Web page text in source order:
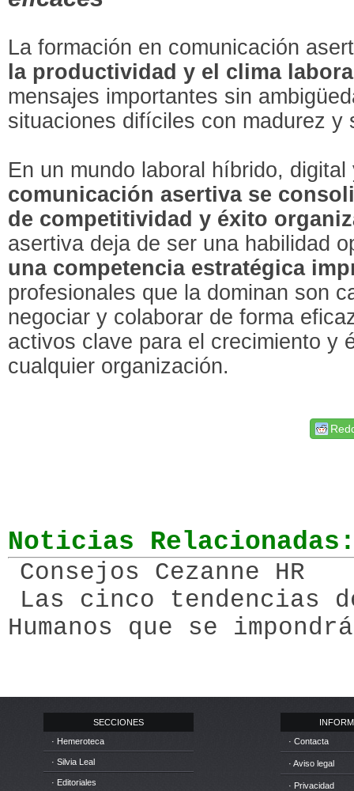
La formación en comunicación
la productividad y el clima
mensajes importantes sin
situaciones difíciles con madurez y
En un mundo laboral híbrido,
comunicación asertiva se
de competitividad y éxito
asertiva deja de ser una habilidad
una competencia estratégica
profesionales que la dominan son
negociar y colaborar de forma
activos clave para el crecimiento y
cualquier organización.
Noticias
Consejos Cezanne HR
Las cinco tendencias
Humanos que se
SECCIONES
· Hemeroteca
· Silvia Leal
· Editoriales
· Contacta
· Aviso legal
· Privacidad